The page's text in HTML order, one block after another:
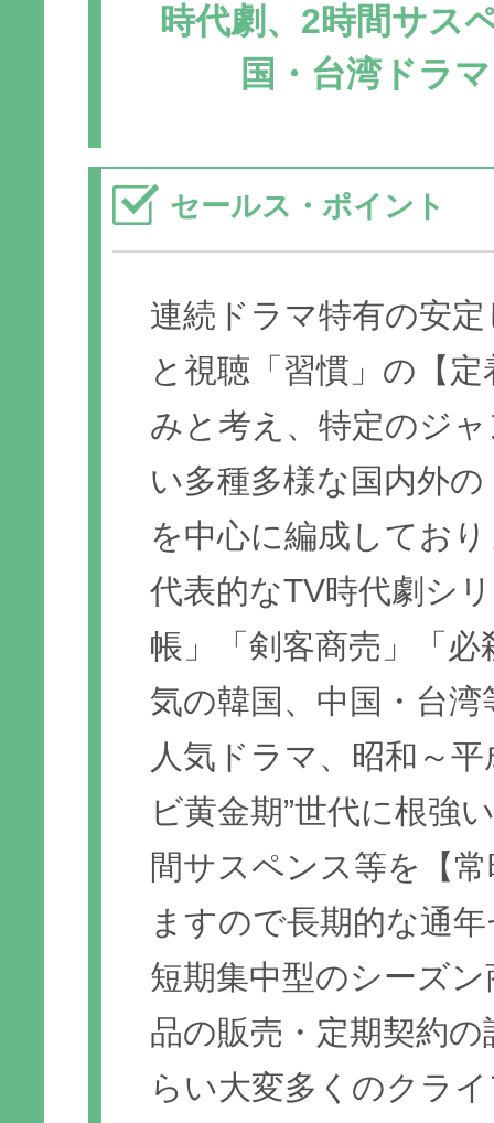
時代劇、2時間サス
国・台湾ドラ
セールス・ポイント
連続ドラマ特有の安
と視聴「習慣」の【
みと考え、特定のジ
い多種多様な国内外
を中心に編成してお
代表的なTV時代劇シ
帳」「剣客商売」「
気の韓国、中国・台
人気ドラマ、昭和～
ビ黄金期”世代に根強
間サスペンス等を【
ますので長期的な通
短期集中型のシーズ
品の販売・定期契約
らい大変多くのクラ